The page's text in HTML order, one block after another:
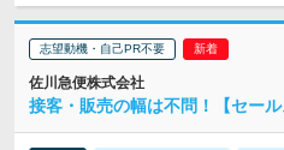
志望動機・自己PR不要
佐川急便株式会社
接客・販売の幅は不問！【セー